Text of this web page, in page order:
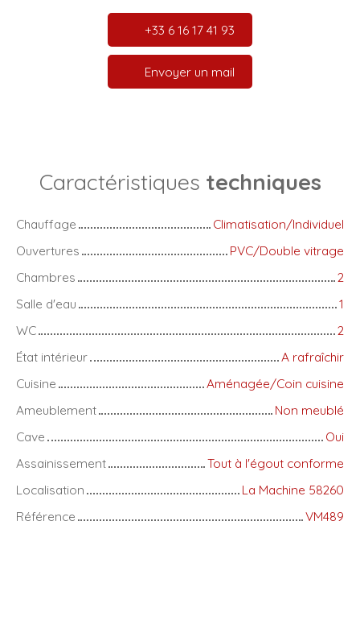
+33 6 16 17 41 93
Envoyer un mail
Caractéristiques techniques
Chauffage
Climatisation/Individuel
Ouvertures
PVC/Double vitrage
Chambres
2
Salle d'eau
1
WC
2
État intérieur
A rafraîchir
Cuisine
Aménagée/Coin cuisine
Ameublement
Non meublé
Cave
Oui
Assainissement
Tout à l'égout conforme
Localisation
La Machine 58260
Référence
VM489